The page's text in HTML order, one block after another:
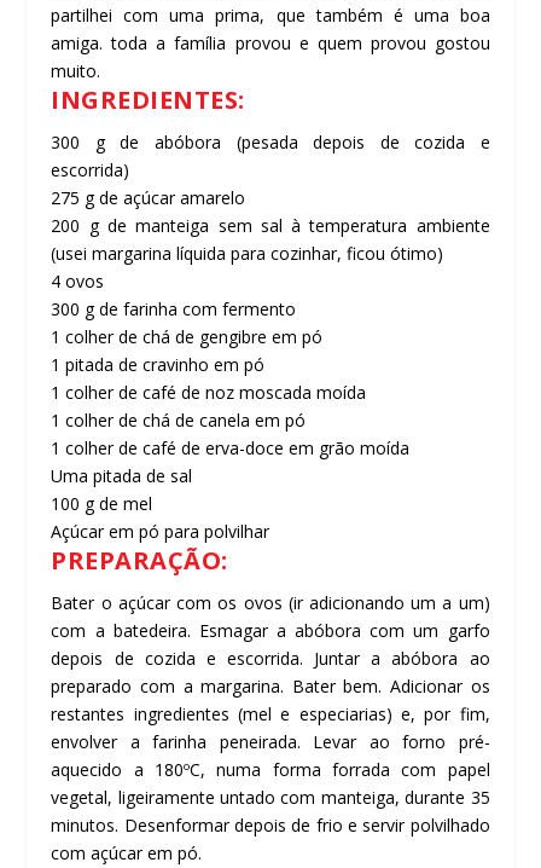
partilhei com uma prima, que também é uma boa
amiga. toda a família provou e quem provou gostou
muito.
INGREDIENTES:
300 g de abóbora (pesada depois de cozida e
escorrida)
275 g de açúcar amarelo
200 g de manteiga sem sal à temperatura ambiente
(usei margarina líquida para cozinhar, ficou ótimo)
4 ovos
300 g de farinha com fermento
1 colher de chá de gengibre em pó
1 pitada de cravinho em pó
1 colher de café de noz moscada moída
1 colher de chá de canela em pó
1 colher de café de erva-doce em grão moída
Uma pitada de sal
100 g de mel
Açúcar em pó para polvilhar
PREPARAÇÃO:
Bater o açúcar com os ovos (ir adicionando um a um)
com a batedeira. Esmagar a abóbora com um garfo
depois de cozida e escorrida. Juntar a abóbora ao
preparado com a margarina. Bater bem. Adicionar os
restantes ingredientes (mel e especiarias) e, por fim,
envolver a farinha peneirada. Levar ao forno pré-
aquecido a 180ºC, numa forma forrada com papel
vegetal, ligeiramente untado com manteiga, durante 35
minutos. Desenformar depois de frio e servir polvilhado
com açúcar em pó.